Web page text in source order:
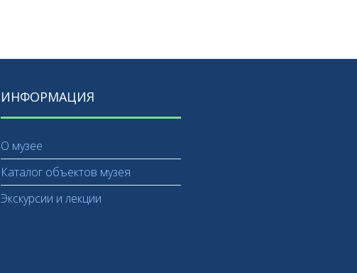
ИНФОРМАЦИЯ
О музее
Каталог объектов музея
Экскурсии и лекции